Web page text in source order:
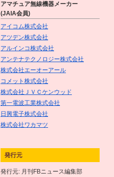
験!!を掲載しました
2016/9/1
9月号をアップしました
2016/8/17
チュア無線を体験～／＜第1話＞
元気娘がアマチュア無線の国家試
験に挑戦!!を掲載しました
2016/8/1
8月号をアップしました
7月号をアップしました
2016/6/1
アマチュア無線機器メーカー
(JAIA会員)
アイコム株式会社
アツデン株式会社
アルインコ株式会社
アンテナテクノロジー株式会社
株式会社エーオーアール
コメット株式会社
株式会社ＪＶＣケンウッド
第一電波工業株式会社
日興電子株式会社
株式会社ワカマツ
発行元
発行元: 月刊FBニュース編集部